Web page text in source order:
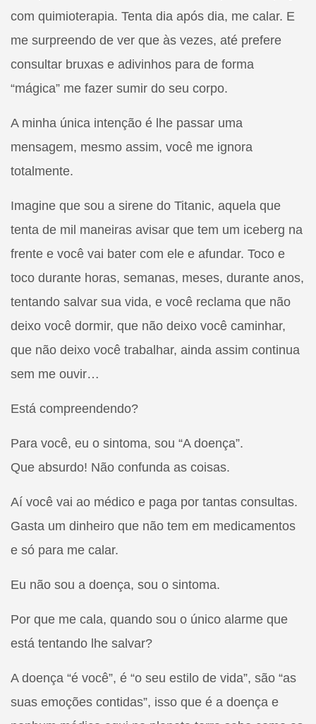
com quimioterapia. Tenta dia após dia, me calar. E
me surpreendo de ver que às vezes, até prefere
consultar bruxas e adivinhos para de forma
“mágica” me fazer sumir do seu corpo.
A minha única intenção é lhe passar uma
mensagem, mesmo assim, você me ignora
totalmente.
Imagine que sou a sirene do Titanic, aquela que
tenta de mil maneiras avisar que tem um iceberg na
frente e você vai bater com ele e afundar. Toco e
toco durante horas, semanas, meses, durante anos,
tentando salvar sua vida, e você reclama que não
deixo você dormir, que não deixo você caminhar,
que não deixo você trabalhar, ainda assim continua
sem me ouvir…
Está compreendendo?
Para você, eu o sintoma, sou “A doença”.
Que absurdo! Não confunda as coisas.
Aí você vai ao médico e paga por tantas consultas.
Gasta um dinheiro que não tem em medicamentos
e só para me calar.
Eu não sou a doença, sou o sintoma.
Por que me cala, quando sou o único alarme que
está tentando lhe salvar?
A doença “é você”, é “o seu estilo de vida”, são “as
suas emoções contidas”, isso que é a doença e